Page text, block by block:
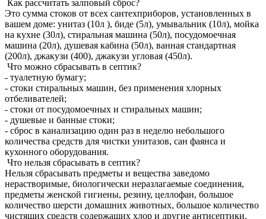
Как рассчитать залповый сброс?
Это сумма стоков от всех сантехприборов, установленных в
вашем доме: унитаз (10л ), биде (5л), умывальник (10л), мойка
на кухне (30л), стиральная машина (50л), посудомоечная
машина (20л), душевая кабина (50л), ванная стандартная
(200л), джакузи (400), джакузи угловая (450л).
Что можно сбрасывать в септик?
- туалетную бумагу;
- стоки стиральных машин, без применения хлорных
отбеливателей;
- стоки от посудомоечных и стиральных машин;
- душевые и банные стоки;
- сброс в канализацию один раз в неделю небольшого
количества средств для чистки унитазов, сан фаянса и
кухонного оборудования.
Что нельзя сбрасывать в септик?
Нельзя сбрасывать предметы и вещества заведомо
нерастворимые, биологически неразлагаемые соединения,
предметы женской гигиены, резину, целлофан, большое
количество шерсти домашних животных, большое количество
чистящих средств содержащих хлор и другие антисептики,